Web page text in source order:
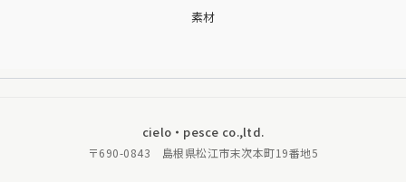
素材
cielo・pesce co.,ltd.
〒690-0843 島根県松江市末次本町19番地5